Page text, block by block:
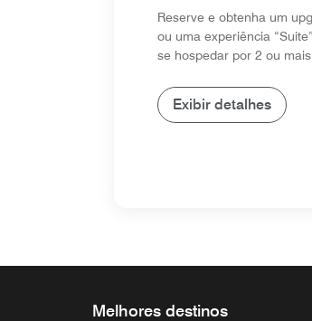
Reserve e obtenha um
ou uma experiência
se hospedar por 2 ou
Exibir detalhes
Melhores destinos